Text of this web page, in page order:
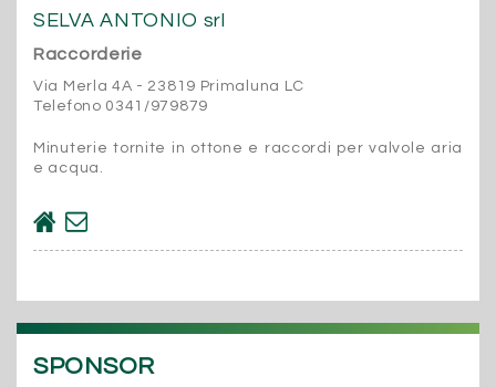
SELVA ANTONIO srl
Raccorderie
Via Merla 4A - 23819 Primaluna LC
Telefono 0341/979879
Minuterie tornite in ottone e raccordi per valvole aria
e acqua.
SPONSOR